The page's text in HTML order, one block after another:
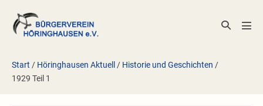
Inhalt
springen
Suche-
Start / Höringhausen Aktuell / Historie und Geschichten /
1929 Teil 1